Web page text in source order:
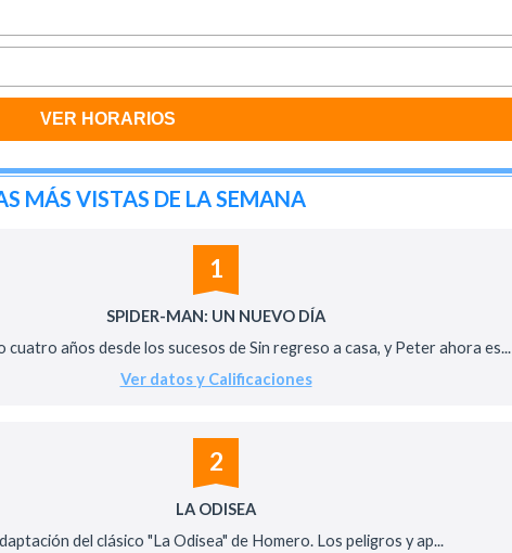
VER HORARIOS
MÁS VISTAS DE LA SEMANA
1
SPIDER-MAN: UN NUEVO DÍA
cuatro años desde los sucesos de Sin regreso a casa, y Peter ahora es...
Ver datos y Calificaciones
2
LA ODISEA
del clásico "La Odisea" de Homero. Los peligros y ap...